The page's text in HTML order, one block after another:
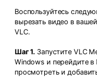
Воспользуйтесь
вырезать видео в
VLC.
Шаг 1. Запустите VLC
Windows и перейдите
просмотреть и